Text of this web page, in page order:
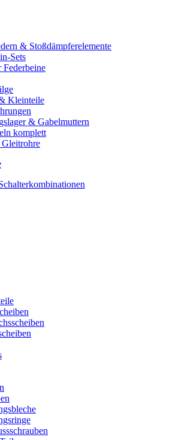
& Stoßdämpferelemente
Sets
Federbeine
Kleinteile
& Gabelmuttern
komplett